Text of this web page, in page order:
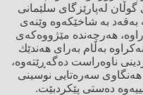
لەپارێزگای سلێمانی
بەقەد بە شاخێكەوە وێنەی
هەرچەندە مێژووەكەی
بەڵام بەرای هەندێك
ناوەراست دەگەڕێتەوە،
سەرەتایی نوسینی
دەستی پێكردبێت.